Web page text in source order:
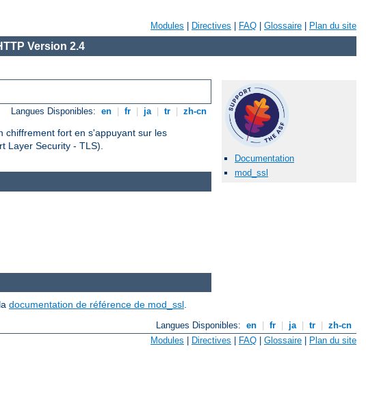
Modules Directives FAQ Glossaire Plan du site
Version 2.4
Langues Disponibles: en fr ja tr zh-cn
chiffrement fort en s'appuyant sur les
Layer Security - TLS).
Documentation
mod_ssl
documentation de référence de mod_ssl
Langues Disponibles: en fr ja tr
zh-cn
Modules Directives FAQ Glossaire Plan du site